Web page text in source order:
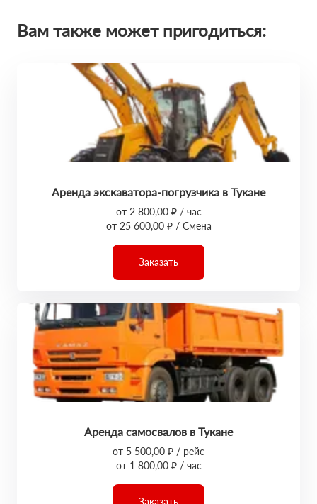
Вам также может пригодиться:
Аренда экскаватора-погрузчика в Тукане
от 2 800,00 ₽ / час
от 25 600,00 ₽ / Смена
Заказать
Аренда самосвалов в Тукане
от 5 500,00 ₽ / рейс
от 1 800,00 ₽ / час
Заказать